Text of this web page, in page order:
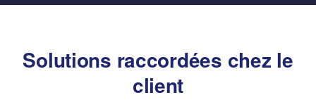
Solutions raccordées chez le
client